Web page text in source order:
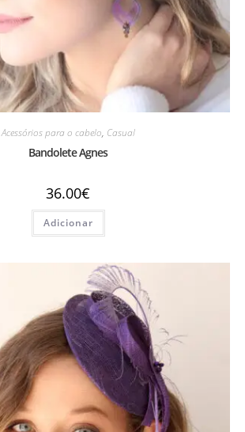
Acessórios para o cabelo, Casual
Bandolete Agnes
36.00€
Adicionar